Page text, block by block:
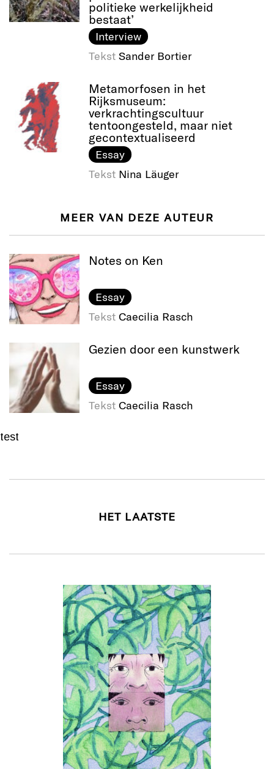
politieke werkelijkheid
bestaat’
Interview
Tekst Sander Bortier
Metamorfosen in het
Rijksmuseum:
verkrachtingscultuur
tentoongesteld, maar niet
gecontextualiseerd
Essay
Tekst Nina Läuger
MEER VAN DEZE AUTEUR
Notes on Ken
Essay
Tekst Caecilia Rasch
Gezien door een kunstwerk
Essay
Tekst Caecilia Rasch
test
HET LAATSTE